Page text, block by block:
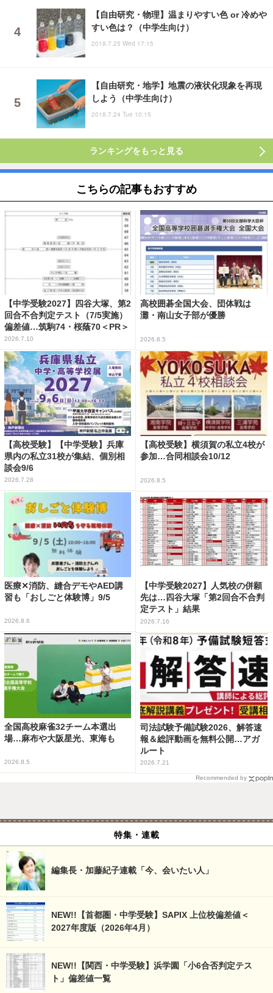
【自由研究・物理】温まりやすい色 or 冷めや
すい色は？（中学生向け）
2018.7.25 Wed 17:15
【自由研究・地学】地震の液状化現象を再現
しよう（中学生向け）
2018.7.24 Tue 10:15
ランキングをもっと見る
こちらの記事もおすすめ
【中学受験2027】四谷大塚、第2
回合不合判定テスト（7/5実施）
偏差値…筑駒74・桜蔭70＜PR＞
2026.7.10
高校囲碁全国大会、団体戦は
灘・南山女子部が優勝
2026.8.5
【高校受験】【中学受験】兵庫
県内の私立31校が集結、個別相
談会9/6
2026.7.28
【高校受験】横須賀の私立4校が
参加…合同相談会10/12
2026.8.5
医療✕消防、縫合デモやAED講
習も「おしごと体験博」9/5
2026.8.6
【中学受験2027】人気校の併願
先は…四谷大塚「第2回合不合判
定テスト」結果
2026.7.16
全国高校麻雀32チーム本選出
場…麻布や大阪星光、東海も
2026.8.5
司法試験予備試験2026、解答速
報＆総評動画を無料公開…アガ
ルート
2026.7.21
Recommended by
特集・連載
編集長・加藤紀子連載「今、会いたい人」
NEW!!【首都圏・中学受験】SAPIX 上位校偏差値＜
2027年度版（2026年4月）
NEW!!【関西・中学受験】浜学園「小6合否判定テス
ト」偏差値一覧